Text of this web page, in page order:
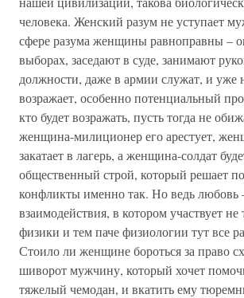
человека. Женский разум не уступает
сфере разума женщины равноправны –
выборах, заседают в суде, занимают
должности, даже в армии служат, и уже
возражает, особенно потенциальный
кто будет возражать, пусть тогда не
женщина-милиционер его арестует,
закатает в лагерь, а женщина-солдат
общественный строй, который решает
конфликты именно так. Но ведь любовь
взаимодействия, в котором участвует не
физики и тем паче физиологии тут все
Стоило ли женщине бороться за право
шиворот мужчину, который хочет
тяжелый чемодан, и вкатить ему